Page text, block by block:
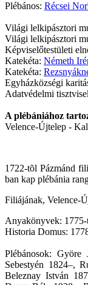
Plébános: Récsei
Világi lelkipásztori
Világi lelkipásztori
Képviselőtestületi
Katekéta: Németh
Katekéta:
Egyházközségi
Adatvédelmi
A plébániához
Velence-Újtelep -
1722-tõl Pázmánd
ban kap plébánia
Filiájának, Velence-
Anyakönyvek:
Historia Domus:
Plébánosok: Györe
Sebestyén 1824–,
Beleznay István